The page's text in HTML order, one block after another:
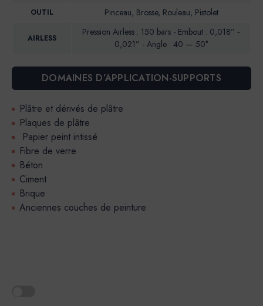
OUTIL Pinceau, Brosse, Rouleau, Pistolet
AIRLESS
Pression Airless : 150 bars - Embout : 0,018” ‐
0,021” - Angle : 40 — 50°
DOMAINES D’APPLICATION-SUPPORTS
Plâtre et dérivés de plâtre
Plaques de plâtre
Papier peint intissé
Fibre de verre
Béton
Ciment
Brique
Anciennes couches de peinture